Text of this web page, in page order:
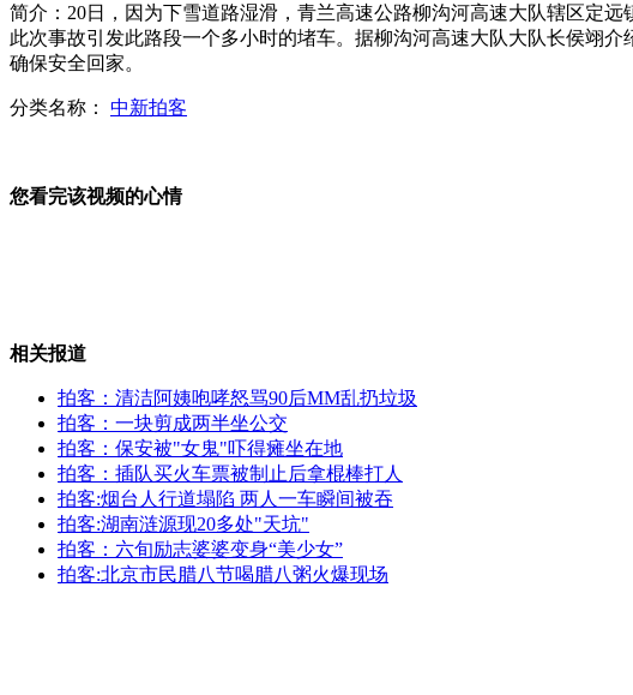
老板发轿车 途中未挂牌被扣12分
女孩北京地铁殴打老人 痛下狠手拳打脚踢
无痛分娩是否安全 医生回应
简介：20日，因为下雪道路湿滑，青兰高速公路柳沟河高速大队辖区定
此次事故引发此路段一个多小时的堵车。据柳沟河高速大队大队长侯翊
确保安全回家。
分类名称： 中新拍客
您看完该视频的心情
相关报道
拍客：清洁阿姨咆哮怒骂90后MM乱扔垃圾
拍客：一块剪成两半坐公交
拍客：保安被"女鬼"吓得瘫坐在地
拍客：插队买火车票被制止后拿棍棒打人
拍客:烟台人行道塌陷 两人一车瞬间被吞
拍客:湖南涟源现20多处"天坑"
拍客：六旬励志婆婆变身“美少女”
拍客:北京市民腊八节喝腊八粥火爆现场